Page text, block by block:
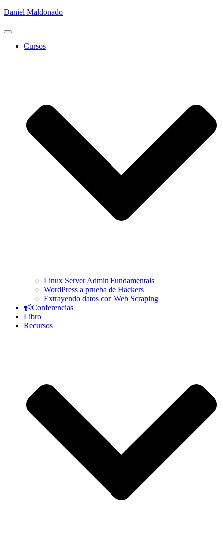
Daniel Maldonado
Cambiar
Cursos
Linux Server Admin Fundamentals
WordPress a prueba de Hackers
Extrayendo datos con Web Scraping
Conferencias
Libro
Recursos